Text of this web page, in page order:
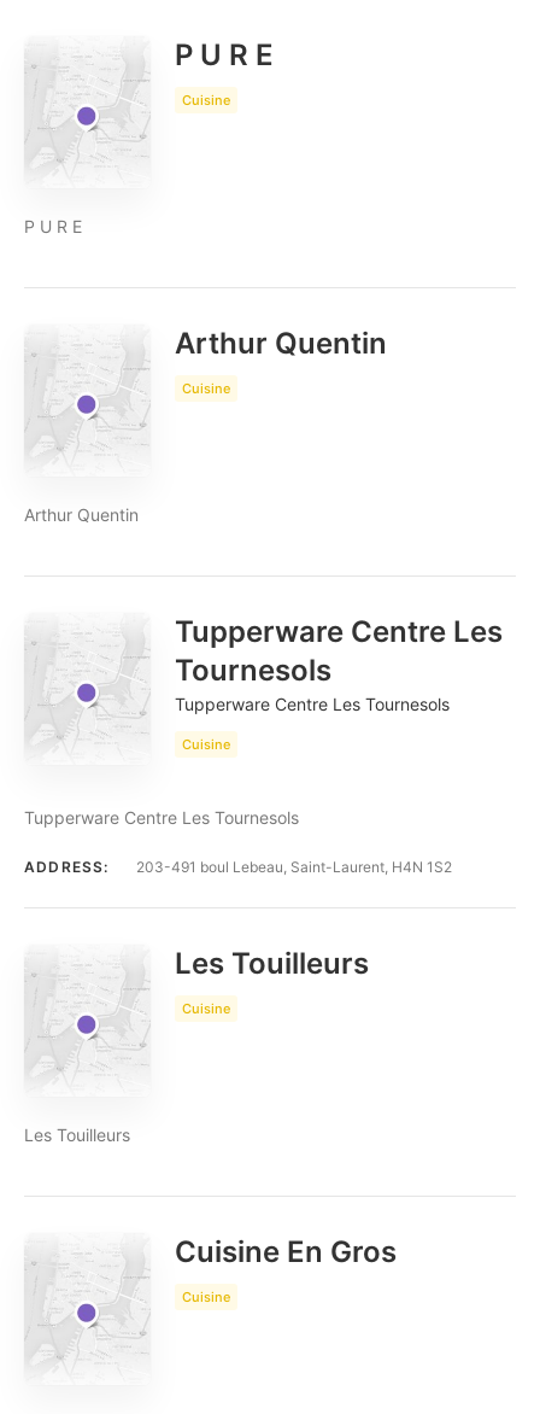
P U R E
Cuisine
P U R E
Arthur Quentin
Cuisine
Arthur Quentin
Tupperware Centre Les
Tournesols
Tupperware Centre Les Tournesols
Cuisine
Tupperware Centre Les Tournesols
ADDRESS: 203-491 boul Lebeau, Saint-Laurent, H4N 1S2
Les Touilleurs
Cuisine
Les Touilleurs
Cuisine En Gros
Cuisine